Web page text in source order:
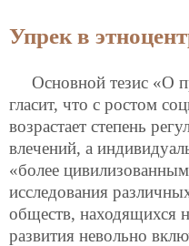
Упрек в
Основной тезис «О
гласит, что с ростом
возрастает степень
влечений, а
«более
исследования
обществ, находящихся
развития невольно